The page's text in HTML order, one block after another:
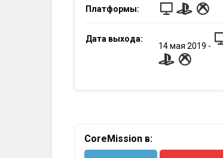
Платформы:
Дата выхода:
14мая 2019 -
CoreMission в: